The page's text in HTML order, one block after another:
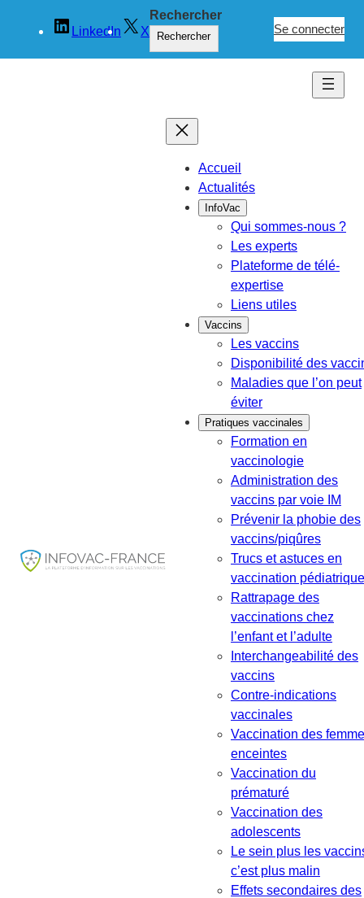
LinkedIn X
Rechercher
Rechercher
Se connecter
Accueil
Actualités
InfoVac
Qui sommes-nous ?
Les experts
Plateforme de télé-
expertise
Liens utiles
Vaccins
Les vaccins
Disponibilité des
Maladies que l’on peut
éviter
Pratiques vaccinales
Formation en
vaccinologie
Administration des
vaccins par voie IM
Prévenir la phobie des
vaccins/piqûres
Trucs et astuces en
vaccination pédiatrique
Rattrapage des
vaccinations chez
l’enfant et l’adulte
Interchangeabilité des
vaccins
Contre-indications
vaccinales
Vaccination des
enceintes
Vaccination du
prématuré
Vaccination des
adolescents
Le sein plus les
c’est plus malin
Effets secondaires des